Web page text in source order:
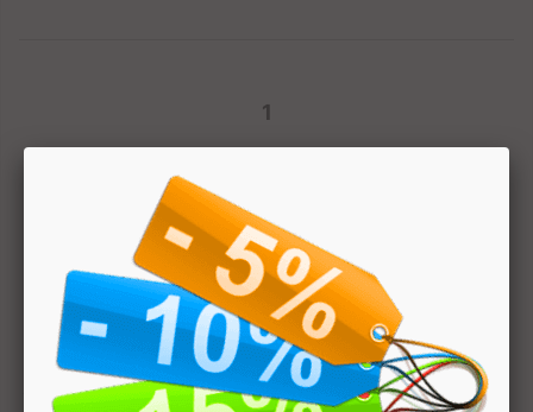
1
Hai bisogno di aiuto? Chatta con noi